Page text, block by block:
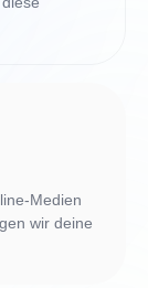
Medien
wir deine